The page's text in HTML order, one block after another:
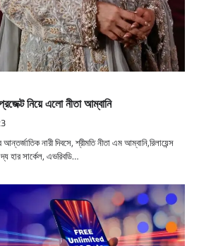
নিয়ে এলো নীতা আম্বানি
নারী দিবসে, শ্রীমতি নীতা এম আম্বানি,রিলায়েন্স
দ্য হার সার্কেল, এভরিবডি…